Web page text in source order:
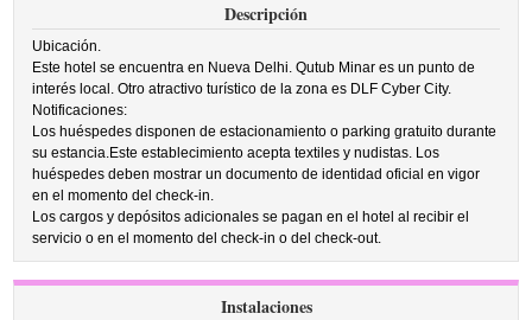
Descripción
Ubicación.
Este hotel se encuentra en Nueva Delhi. Qutub Minar es un punto de
interés local. Otro atractivo turístico de la zona es DLF Cyber City.
Notificaciones:
Los huéspedes disponen de estacionamiento o parking gratuito durante
su estancia.Este establecimiento acepta textiles y nudistas. Los
huéspedes deben mostrar un documento de identidad oficial en vigor
en el momento del check-in.
Los cargos y depósitos adicionales se pagan en el hotel al recibir el
servicio o en el momento del check-in o del check-out.
Instalaciones